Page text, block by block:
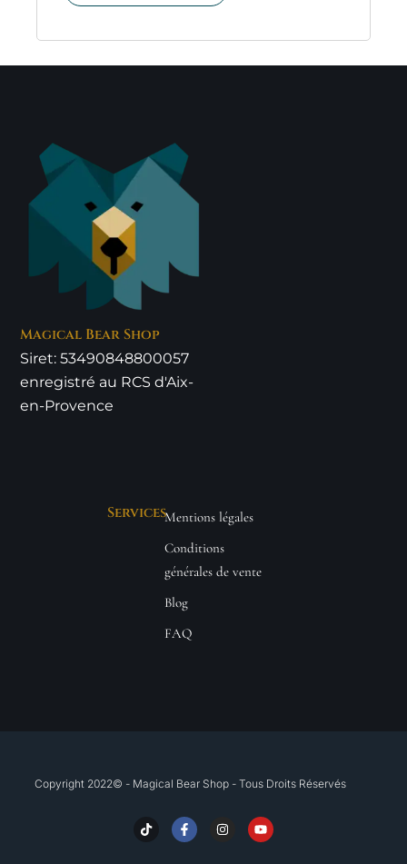
Magical Bear Shop
Siret: 53490848800057
enregistré au RCS d'Aix-
en-Provence
ServicesMentions légales
Conditions
générales de vente
Blog
FAQ
Copyright 2022© - Magical Bear Shop - Tous Droits Réservés​
i
k
F
a
c
n
s
Y
o
u